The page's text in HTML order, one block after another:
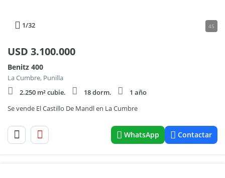
1/32 45
USD 3.100.000
Benitz 400
La Cumbre, Punilla
2.250 m² cubie.
18 dorm.
1 año
Se vende El Castillo De Mandl en La Cumbre
WhatsApp Contactar